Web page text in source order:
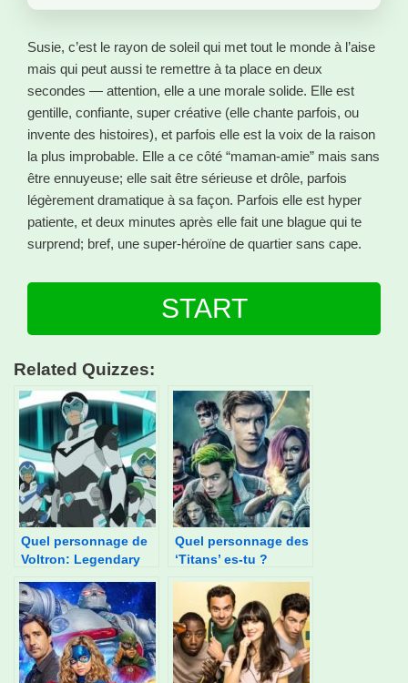
Susie, c’est le rayon de soleil qui met tout le monde à l’aise
mais qui peut aussi te remettre à ta place en deux
secondes — attention, elle a une morale solide. Elle est
gentille, confiante, super créative (elle chante parfois, ou
invente des histoires), et parfois elle est la voix de la raison
la plus improbable. Elle a ce côté “maman-amie” mais sans
être ennuyeuse; elle sait être sérieuse et drôle, parfois
légèrement dramatique à sa façon. Parfois elle est hyper
patiente, et deux minutes après elle fait une blague qui te
surprend; bref, une super-héroïne de quartier sans cape.
START
Related Quizzes:
Quel personnage de
Voltron: Legendary
Quel personnage des
‘Titans’ es-tu ?